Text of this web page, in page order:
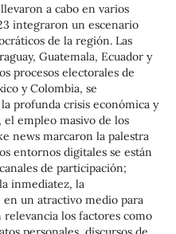
a cabo en varios
integraron un escenario
de la región. Las
Guatemala, Ecuador y
procesos electorales de
y Colombia, se
profunda crisis económica y
el empleo masivo de los
news marcaron la palestra
entornos digitales se están
de participación;
inmediatez, la
un atractivo medio para
los factores como